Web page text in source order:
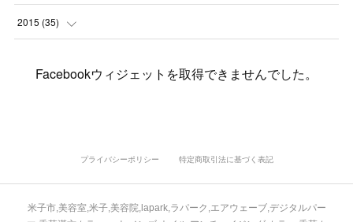
(1)
(5)
(8)
(8)
(6)
(3)
(3)
(6)
(1)
(7
(15)
(10)
(13)
(7
(8)
( 4)
(11 )
(23)
(20)
(2
(3)
(3)
2015 (35)
(3)
Facebookウィジェットを取得できませんでした。
プライバシーポリシー 特定商取引法に基づく表記
米子市,美容室,米子,美容院,lapark,ラパーク,エアウェーブ,デジタルパー